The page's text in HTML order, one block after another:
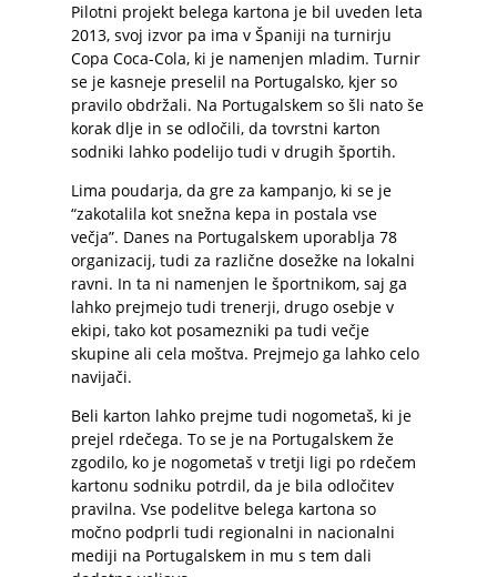
Pilotni projekt belega kartona je bil uveden leta
2013, svoj izvor pa ima v Španiji na turnirju
Copa Coca-Cola, ki je namenjen mladim. Turnir
se je kasneje preselil na Portugalsko, kjer so
pravilo obdržali. Na Portugalskem so šli nato še
korak dlje in se odločili, da tovrstni karton
sodniki lahko podelijo tudi v drugih športih.
Lima poudarja, da gre za kampanjo, ki se je
“zakotalila kot snežna kepa in postala vse
večja”. Danes na Portugalskem uporablja 78
organizacij, tudi za različne dosežke na lokalni
ravni. In ta ni namenjen le športnikom, saj ga
lahko prejmejo tudi trenerji, drugo osebje v
ekipi, tako kot posamezniki pa tudi večje
skupine ali cela moštva. Prejmejo ga lahko celo
navijači.
Beli karton lahko prejme tudi nogometaš, ki je
prejel rdečega. To se je na Portugalskem že
zgodilo, ko je nogometaš v tretji ligi po rdečem
kartonu sodniku potrdil, da je bila odločitev
pravilna. Vse podelitve belega kartona so
močno podprli tudi regionalni in nacionalni
mediji na Portugalskem in mu s tem dali